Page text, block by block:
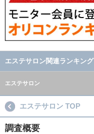
エステサロン関連ランキング
エステサロン
エステサロン TOP
調査概要